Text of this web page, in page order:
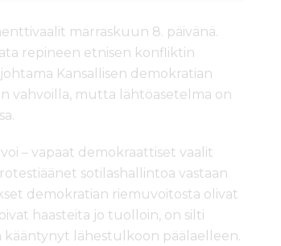
marraskuun 8. päivänä.
repineen etnisen konfliktin
Kansallisen demokratian
vahvoilla, mutta lähtöasetelma on
– vapaat demokraattiset vaalit
sotilashallintoa vastaan
demokratian riemuvoitosta olivat
haasteita jo tuolloin, on silti
kääntynyt lähestulkoon päälaelleen.